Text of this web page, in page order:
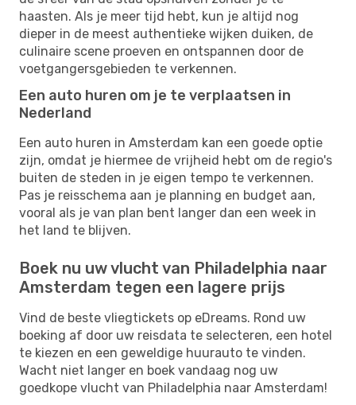
haasten. Als je meer tijd hebt, kun je altijd nog
dieper in de meest authentieke wijken duiken, de
culinaire scene proeven en ontspannen door de
voetgangersgebieden te verkennen.
Een auto huren om je te verplaatsen in
Nederland
Een auto huren in Amsterdam kan een goede optie
zijn, omdat je hiermee de vrijheid hebt om de regio's
buiten de steden in je eigen tempo te verkennen.
Pas je reisschema aan je planning en budget aan,
vooral als je van plan bent langer dan een week in
het land te blijven.
Boek nu uw vlucht van Philadelphia naar
Amsterdam tegen een lagere prijs
Vind de beste vliegtickets op eDreams. Rond uw
boeking af door uw reisdata te selecteren, een hotel
te kiezen en een geweldige huurauto te vinden.
Wacht niet langer en boek vandaag nog uw
goedkope vlucht van Philadelphia naar Amsterdam!